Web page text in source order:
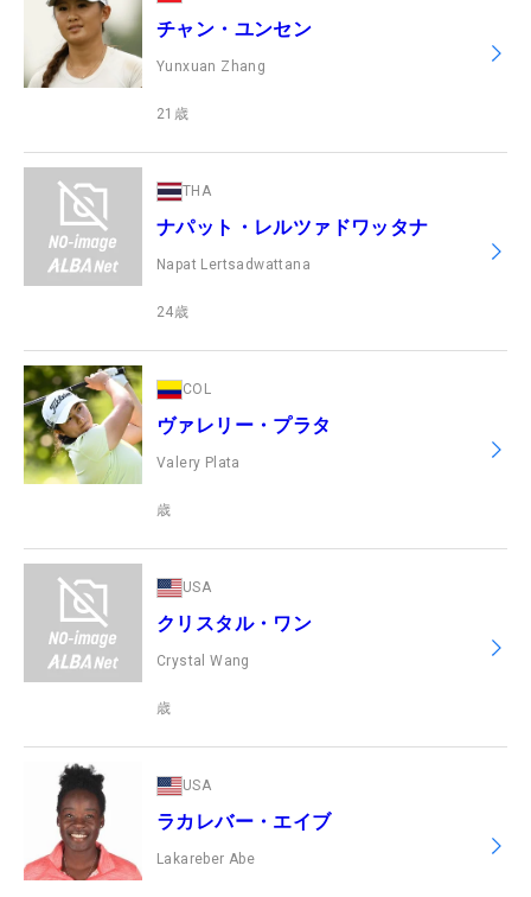
チャン・ユンセン
Yunxuan Zhang
21 歳
THA
ナパット・レルツァドワッタナ
Napat Lertsadwattana
24歳
COL
ヴァレリー・プラタ
Valery Plata
歳
USA
クリスタル・ワン
Crystal Wang
歳
USA
ラカレバー・エイブ
Lakareber Abe